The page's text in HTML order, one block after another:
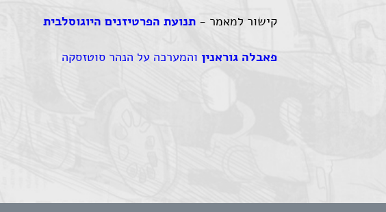
קישור למאמר - תנועת הפרטיזנים היוגוסלבית
פאבלה גוראנין והמערכה על הנהר סוטזסקה